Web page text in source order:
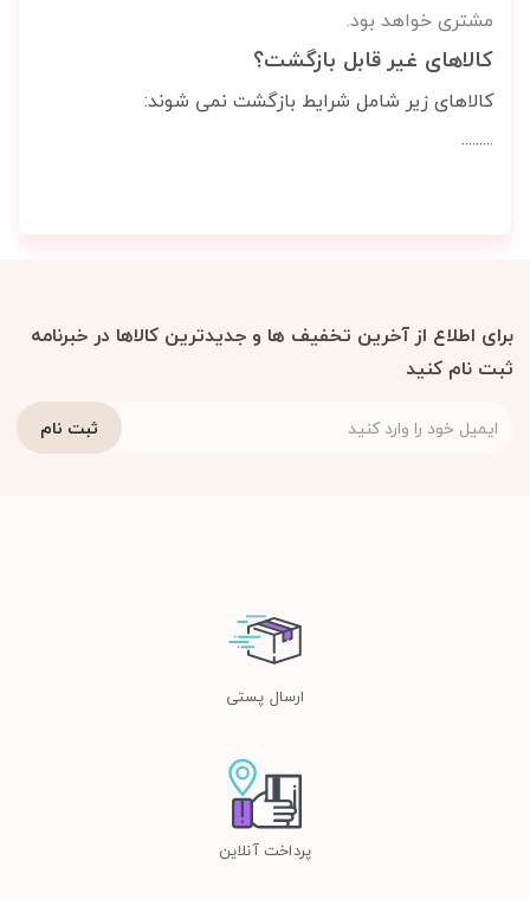
مشتری خواهد بود.
کالاهای غیر قابل بازگشت؟
کالاهای زیر شامل شرایط بازگشت نمی شوند:
.........
برای اطلاع از آخرین تخفیف ها و جدیدترین کالاها در خبرنامه
ثبت نام کنید
ارسال پستی
پرداخت آنلاین